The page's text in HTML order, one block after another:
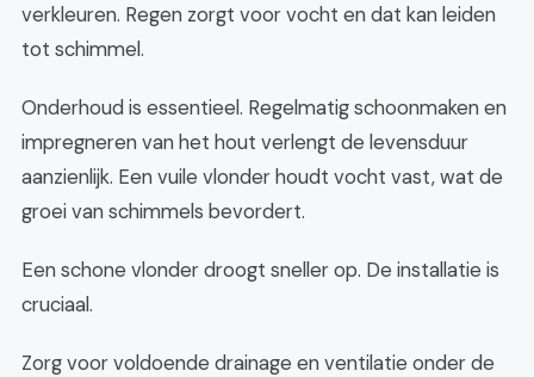
verkleuren. Regen zorgt voor vocht en dat kan leiden
tot schimmel.
Onderhoud is essentieel. Regelmatig schoonmaken en
impregneren van het hout verlengt de levensduur
aanzienlijk. Een vuile vlonder houdt vocht vast, wat de
groei van schimmels bevordert.
Een schone vlonder droogt sneller op. De installatie is
cruciaal.
Zorg voor voldoende drainage en ventilatie onder de